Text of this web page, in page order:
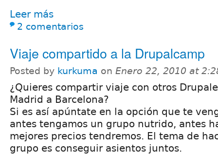
Leer más
2 comentarios
Viaje compartido a la Drupalcamp
Posted by kurkuma on Enero 22, 2010 at
¿Quieres compartir viaje con otros
Madrid a Barcelona?
Si es así apúntate en la opción que te
antes tengamos un grupo nutrido, antes
mejores precios tendremos. El tema de
grupo es conseguir asientos juntos.